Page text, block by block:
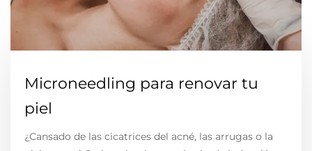
Microneedling para renovar tu
piel
¿Cansado de las cicatrices del acné, las arrugas o la